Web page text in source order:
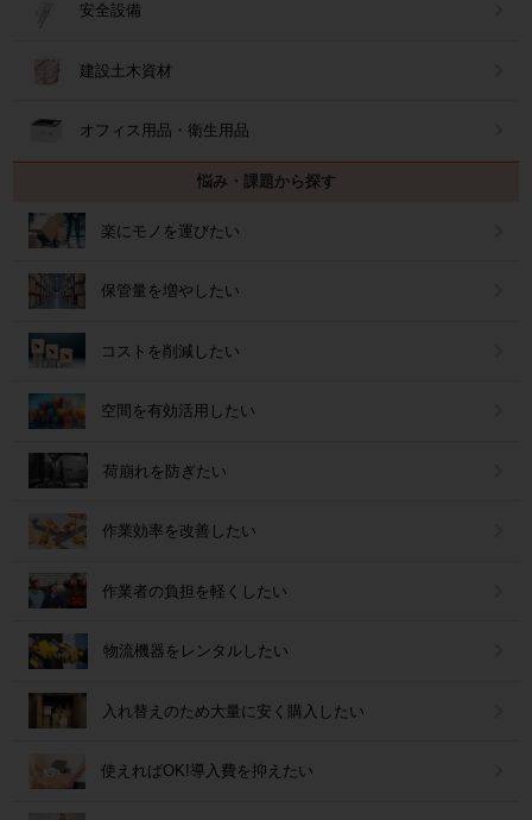
安全設備
建設土木資材
オフィス用品・衛生用品
悩み・課題から探す
楽にモノを運びたい
保管量を増やしたい
コストを削減したい
空間を有効活用したい
荷崩れを防ぎたい
作業効率を改善したい
作業者の負担を軽くしたい
物流機器をレンタルしたい
入れ替えのため大量に安く購入したい
使えればOK!導入費を抑えたい